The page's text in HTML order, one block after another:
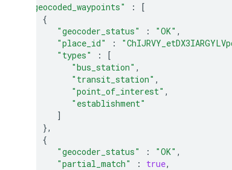
"geocoded_waypoints"
:
[
{
"geocoder_status"
: "OK" ,
"place_id"
:
"types"
:
[
"bus_station" ,
"transit_station" ,
"point_of_interest" ,
"establishment"
]
},
{
"geocoder_status"
: "OK" ,
"partial_match"
: true,